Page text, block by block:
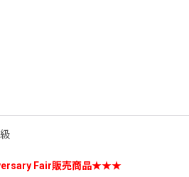
Fair販売商品★★★